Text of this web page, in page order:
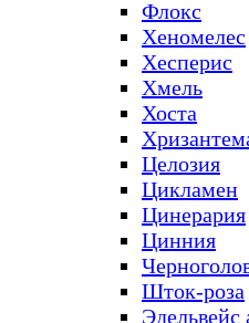
Флокс
Хеномелес
Хесперис
Хмель
Хоста
Целозия
Цикламен
Цинерария
Цинния
Шток-роза
Эдельвейс